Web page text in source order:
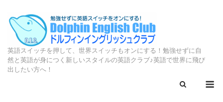
content
英語スイッチを押して、世界スイッチもオンにする！勉強せずに自
然と英語が身につく新しいスタイルの英語クラブ♪英語で世界に飛び
出したい方へ！